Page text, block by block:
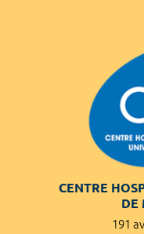
CENTRE
DE
191